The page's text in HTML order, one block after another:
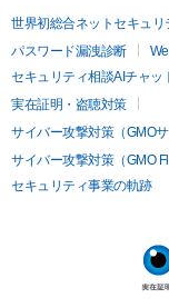
世界初総合ネットセキュリ
パスワード漏洩診断
セキュリティ相談AIチャッ
実在証明・盗聴対策
サイバー攻撃対策（GMO
サイバー攻撃対策（GMO
セキュリティ事業の軌跡